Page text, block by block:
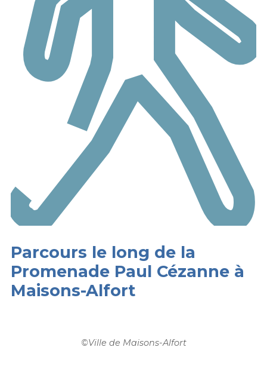
Parcours le long de la
Promenade Paul Cézanne à
Maisons-Alfort
©Ville de Maisons-Alfort